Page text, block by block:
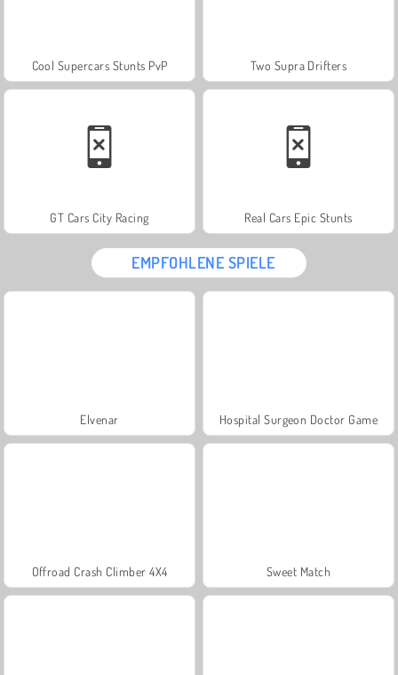
Cool Supercars Stunts PvP Two Supra Drifters
GT Cars City Racing Real Cars Epic Stunts
EMPFOHLENE SPIELE
Elvenar Hospital Surgeon Doctor Game
Offroad Crash Climber 4X4 Sweet Match